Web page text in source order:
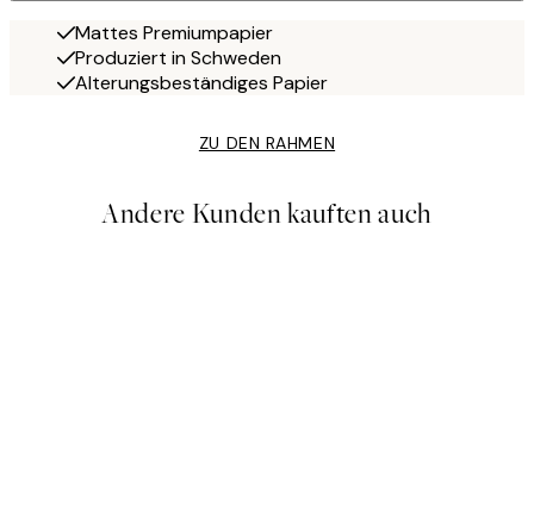
Mattes Premiumpapier
Produziert in Schweden
Alterungsbeständiges Papier
ZU DEN RAHMEN
Andere Kunden kauften auch